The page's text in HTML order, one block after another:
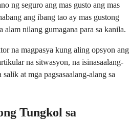
ng seguro ang mas gusto ang mas
ang ibang tao ay mas gustong
alam nilang gumagana para sa kanila.
na magpasya kung aling opsyon ang
na sitwasyon, na isinasaalang-
at mga pagsasaalang-alang sa
Tungkol sa